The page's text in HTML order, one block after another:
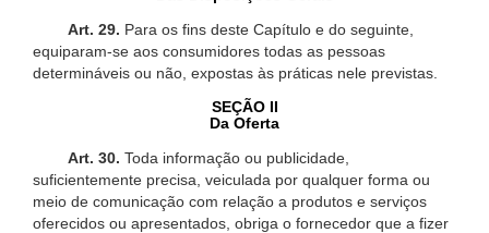
Art. 29. Para os fins deste Capítulo e do seguinte,
equiparam-se aos consumidores todas as pessoas
determináveis ou não, expostas às práticas nele previstas.
SEÇÃO II
Da Oferta
Art. 30. Toda informação ou publicidade,
suficientemente precisa, veiculada por qualquer forma ou
meio de comunicação com relação a produtos e serviços
oferecidos ou apresentados, obriga o fornecedor que a fizer